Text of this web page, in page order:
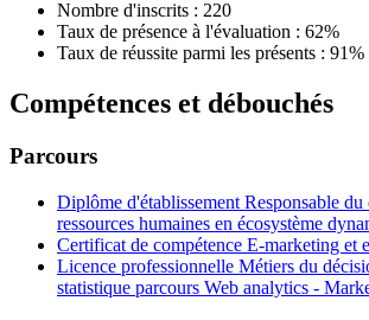
Nombre d'inscrits : 220
Taux de présence à l'évaluation : 62%
Taux de réussite parmi les présents : 91%
Compétences et débouchés
Parcours
Diplôme d'établissement Responsable du
ressources humaines en écosystème
Certificat de compétence E-marketing et
Licence professionnelle Métiers du
statistique parcours Web analytics -